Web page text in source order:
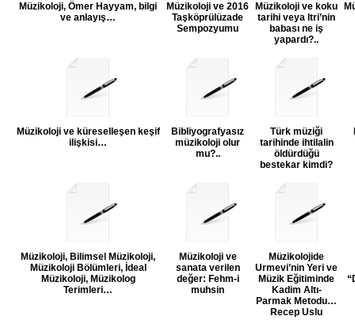
Müzikoloji, Ömer Hayyam, bilgi
ve anlayış…
Müzikoloji ve 2016
Taşköprülüzade
Sempozyumu
Müzikoloji ve koku
tarihi veya Itri’nin
babası ne iş
yapardı?..
Müzikoloji ve küreselleşen keşif
ilişkisi…
Bibliyografyasız
müzikoloji olur
mu?..
Türk müziği
tarihinde ihtilalin
öldürdüğü
bestekar kimdi?
Müzikoloji, Bilimsel Müzikoloji,
Müzikoloji Bölümleri, İdeal
Müzikoloji, Müzikolog
Terimleri…
Müzikoloji ve
sanata verilen
değer: Fehm-i
muhsin
Müzikolojide
Urmevi’nin Yeri ve
Müzik Eğitiminde
Kadim Altı-
Parmak Metodu…
Recep Uslu